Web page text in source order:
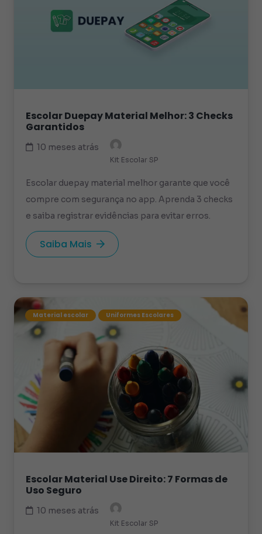
Escolar Duepay Material Melhor: 3 Checks
Garantidos
10 meses atrás
Kit Escolar SP
Escolar duepay material melhor garante que você
compre com segurança no app. Aprenda 3 checks
e saiba registrar evidências para evitar erros.
Saiba Mais
Material escolar Uniformes Escolares
Escolar Material Use Direito: 7 Formas de
Uso Seguro
10 meses atrás
Kit Escolar SP